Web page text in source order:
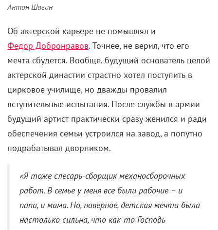
Антон Шагин
Об актерской карьере не помышлял и
Федор Добронравов. Точнее, не верил, что его
мечта сбудется. Вообще, будущий основатель целой
актерской династии страстно хотел поступить в
цирковое училище, но дважды провалил
вступительные испытания. После службы в армии
будущий артист практически сразу женился и ради
обеспечения семьи устроился на завод, а попутно
подрабатывал дворником.
«Я тоже слесарь-сборщик механосборочных
работ. В семье у меня все были рабочие – и
папа, и мама. Но, наверное, детская мечта была
настолько сильна, что как-то Господь